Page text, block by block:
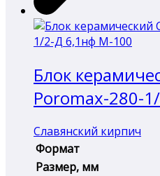
Блок
Poromax-280-
Славянский кирпич
Формат
Размер, мм